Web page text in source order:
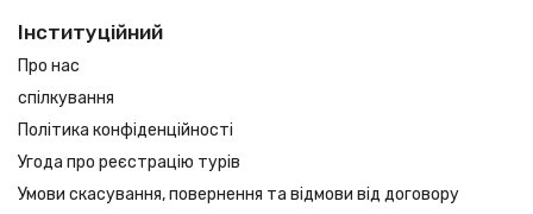
Інституційний
Про нас
спілкування
Політика конфіденційності
Угода про реєстрацію турів
Умови скасування, повернення та відмови від договору